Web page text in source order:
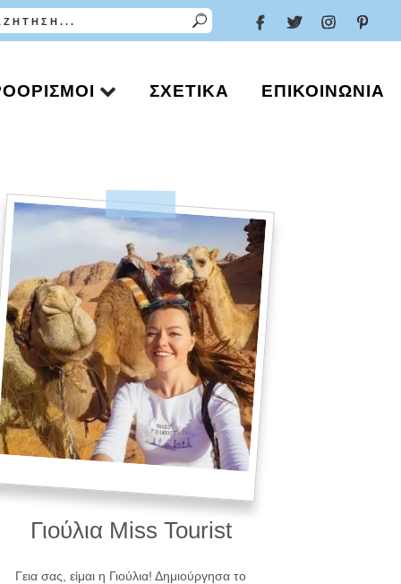
ΣΧΕΤΙΚΆ ΕΠΙΚΟΙΝΩΝΊΑ
Γιούλια Miss Tourist
Γεια σας, είμαι η Γιούλια! Δημιούργησα το